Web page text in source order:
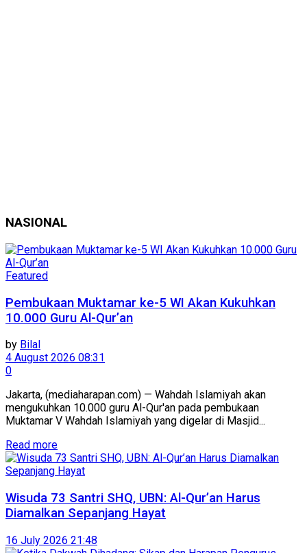
NASIONAL
Featured
Pembukaan Muktamar ke-5 WI Akan Kukuhkan
10.000 Guru Al-Qur’an
by Bilal
4 August 2026 08:31
0
Jakarta, (mediaharapan.com) — Wahdah Islamiyah akan
mengukuhkan 10.000 guru Al-Qur'an pada pembukaan
Muktamar V Wahdah Islamiyah yang digelar di Masjid...
Read more
Wisuda 73 Santri SHQ, UBN: Al-Qur’an Harus
Diamalkan Sepanjang Hayat
16 July 2026 21:48